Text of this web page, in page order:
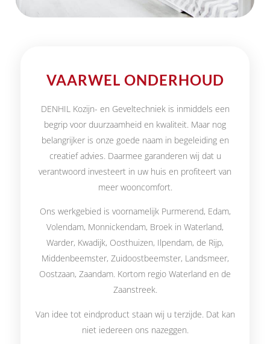
VAARWEL ONDERHOUD
DENHIL Kozijn- en Geveltechniek is inmiddels een
begrip voor duurzaamheid en kwaliteit. Maar nog
belangrijker is onze goede naam in begeleiding en
creatief advies. Daarmee garanderen wij dat u
verantwoord investeert in uw huis en profiteert van
meer wooncomfort.
Ons werkgebied is voornamelijk Purmerend, Edam,
Volendam, Monnickendam, Broek in Waterland,
Warder, Kwadijk, Oosthuizen, Ilpendam, de Rijp,
Middenbeemster, Zuidoostbeemster, Landsmeer,
Oostzaan, Zaandam. Kortom regio Waterland en de
Zaanstreek.
Van idee tot eindproduct staan wij u terzijde. Dat kan
niet iedereen ons nazeggen.